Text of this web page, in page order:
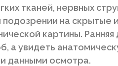
тканей, нервных
на скрытые
картины. Ранняя
а увидеть
данными осмотра.